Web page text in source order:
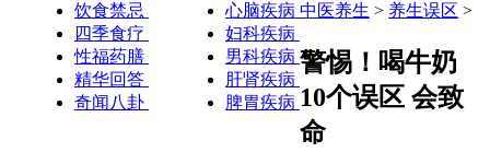
饮食禁忌
四季食疗
性福药膳
精华回答
奇闻八卦
心脑疾病
妇科疾病
男科疾病
肝肾疾病
脾胃疾病
中医养生 > 养生误区 >
警惕！喝牛奶
10个误区 会致
命